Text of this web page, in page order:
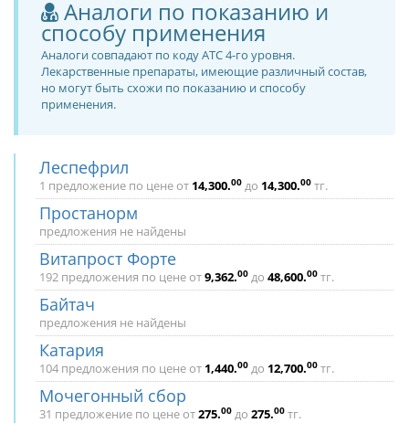
Аналоги по показанию и
способу применения
Аналоги совпадают по коду ATC 4-го уровня.
Лекарственные препараты, имеющие различный состав,
но могут быть схожи по показанию и способу
применения.
Леспефрил
1 предложение по цене от 14,300.00 до 14,300.00 тг.
Простанорм
предложения не найдены
Витапрост Форте
192 предложения по цене от9,362.00 до 48,600.00 тг.
Байтач
предложения не найдены
Катария
104 предложения по цене от 1,440.00 до 12,700.00 тг.
Мочегонный сбор
31 предложение по цене от275.00 до 275.00 тг.